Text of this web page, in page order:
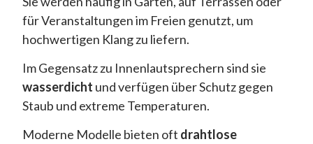
für Veranstaltungen im Freien genutzt, um
hochwertigen Klang zu liefern.
Im Gegensatz zu Innenlautsprechern sind sie
wasserdicht und verfügen über Schutz gegen
Staub und extreme Temperaturen.
Moderne Modelle bieten oft drahtlose